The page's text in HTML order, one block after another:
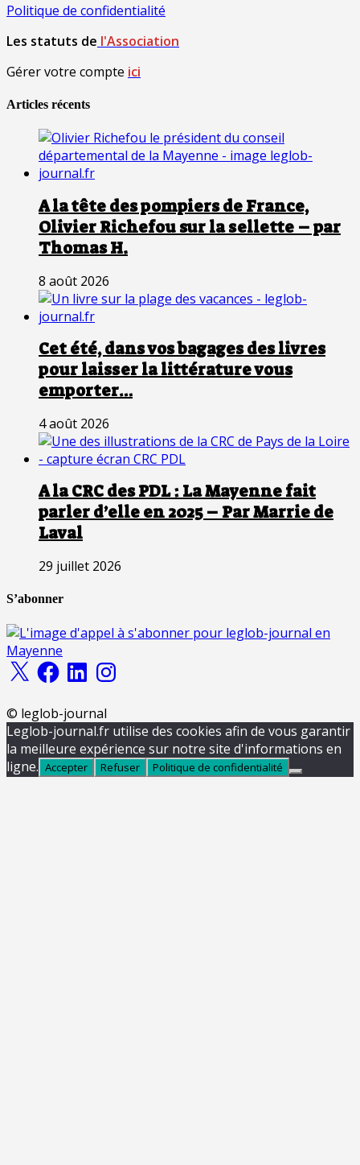
Politique de confidentialité
Les statuts de l'Association
Gérer votre compte ici
Articles récents
A la tête des pompiers de France,
Olivier Richefou sur la sellette – par
Thomas H.
8 août 2026
Cet été, dans vos bagages des livres
pour laisser la littérature vous
emporter…
4 août 2026
A la CRC des PDL : La Mayenne fait
parler d’elle en 2025 – Par Marrie de
Laval
29 juillet 2026
S’abonner
X FacebookLinkedInInstagram
© leglob-journal
Leglob-journal.fr utilise des cookies afin de vous garantir
la meilleure expérience sur notre site d'informations en
ligne. Accepter Refuser Politique de confidentialité